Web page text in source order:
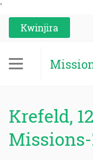
'
Kwinjira
Krefeld,